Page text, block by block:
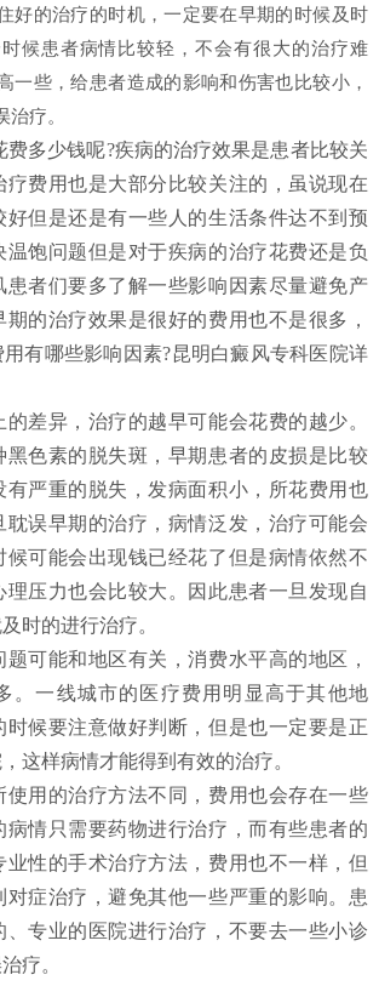
好的治疗的时机，一定要在早期的时候及时
候患者病情比较轻，不会有很大的治疗难
一些，给患者造成的影响和伤害也比较小，
治疗。
多少钱呢?疾病的治疗效果是患者比较关
疗费用也是大部分比较关注的，虽说现在
好但是还是有一些人的生活条件达不到预
温饱问题但是对于疾病的治疗花费还是负
患者们要多了解一些影响因素尽量避免产
的治疗效果是很好的费用也不是很多，
有哪些影响因素?昆明白癜风专科医院详
异，治疗的越早可能会花费的越少。
黑色素的脱失斑，早期患者的皮损是比较
有严重的脱失，发病面积小，所花费用也
耽误早期的治疗，病情泛发，治疗可能会
候可能会出现钱已经花了但是病情依然不
理压力也会比较大。因此患者一旦发现自
时的进行治疗。
能和地区有关，消费水平高的地区，
。一线城市的医疗费用明显高于其他地
时候要注意做好判断，但是也一定要是正
这样病情才能得到有效的治疗。
用的治疗方法不同，费用也会存在一些
病情只需要药物进行治疗，而有些患者的
业性的手术治疗方法，费用也不一样，但
对症治疗，避免其他一些严重的影响。患
、专业的医院进行治疗，不要去一些小诊
疗。